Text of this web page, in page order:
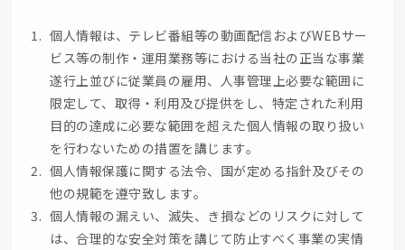
個人情報は、テレビ番組等の動画配信およびWEBサー
ビス等の制作・運用業務等における当社の正当な事業
遂行上並びに従業員の雇用、人事管理上必要な範囲に
限定して、取得・利用及び提供をし、特定された利用
目的の達成に必要な範囲を超えた個人情報の取り扱い
を行わないための措置を講じます。
個人情報保護に関する法令、国が定める指針及びその
他の規範を遵守致します。
個人情報の漏えい、滅失、き損などのリスクに対して
は、合理的な安全対策を講じて防止すべく事業の実情